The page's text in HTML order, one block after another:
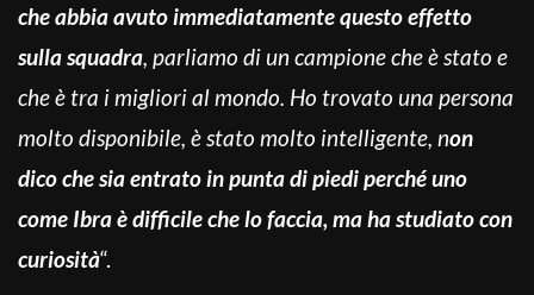
che abbia avuto immediatamente questo effetto
sulla squadra, parliamo di un campione che è stato e
che è tra i migliori al mondo. Ho trovato una persona
molto disponibile, è stato molto intelligente, non
dico che sia entrato in punta di piedi perché uno
come Ibra è difficile che lo faccia, ma ha studiato con
curiosità“.